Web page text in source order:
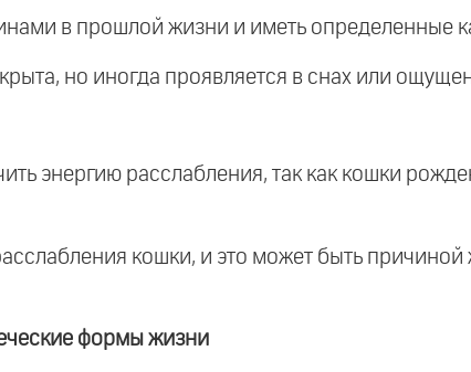
в прошлой жизни и иметь определенные
но иногда проявляется в снах или
энергию расслабления, так как кошки
кошки, и это может быть
формы жизни